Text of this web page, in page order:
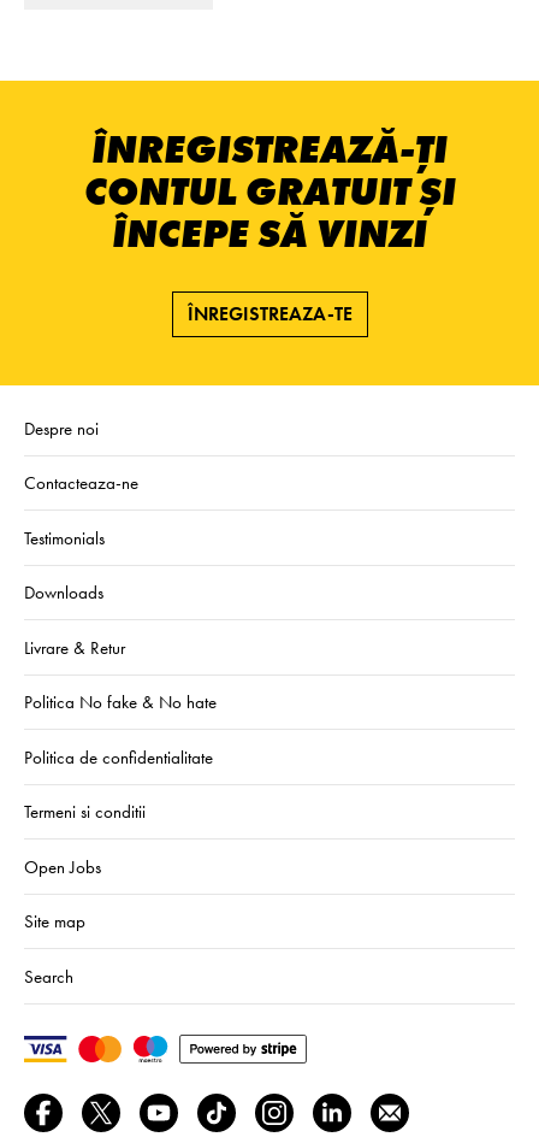
ÎNREGISTREAZĂ-ȚI
CONTUL GRATUIT ȘI
ÎNCEPE SĂ VINZI
ÎNREGISTREAZA-TE
Despre noi
Contacteaza-ne
Testimonials
Downloads
Livrare & Retur
Politica No fake & No hate
Politica de confidentialitate
Termeni si conditii
Open Jobs
Site map
Search